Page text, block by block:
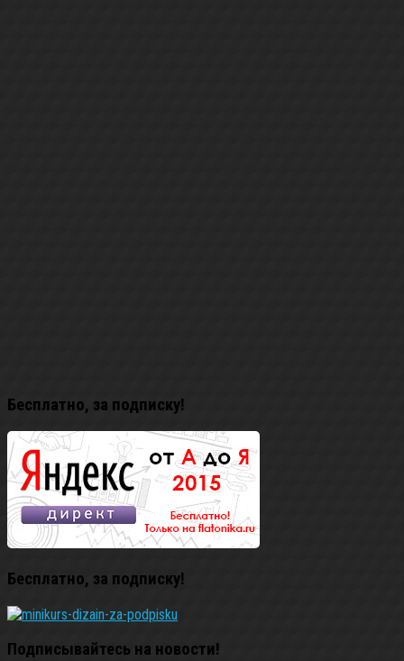
Бесплатно, за подписку!
Бесплатно, за подписку!
Подписывайтесь на новости!